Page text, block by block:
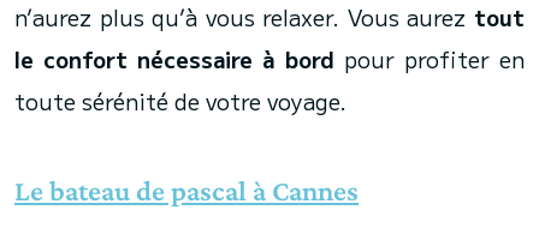
n’aurez plus qu’à vous relaxer. Vous aurez tout
le confort nécessaire à bord pour profiter en
toute sérénité de votre voyage.
Le bateau de pascal à Cannes